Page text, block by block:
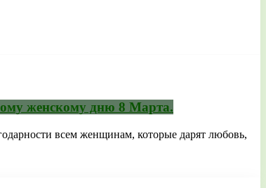
женскому дню 8 Марта.
всем женщинам, которые дарят любовь,